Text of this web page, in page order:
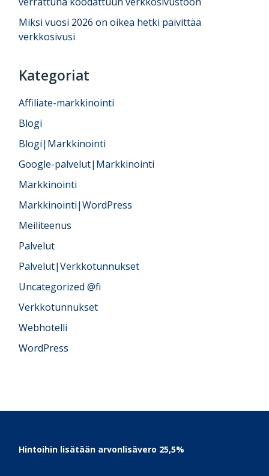
Miksi vuosi 2026 on oikea hetki päivittää
verkkosivusi
Kategoriat
Affiliate-markkinointi
Blogi
Blogi|Markkinointi
Google-palvelut|Markkinointi
Markkinointi
Markkinointi|WordPress
Meiliteenus
Palvelut
Palvelut|Verkkotunnukset
Uncategorized @fi
Verkkotunnukset
Webhotelli
WordPress
Footer
Hintoihin lisätään arvonlisävero 25,5%